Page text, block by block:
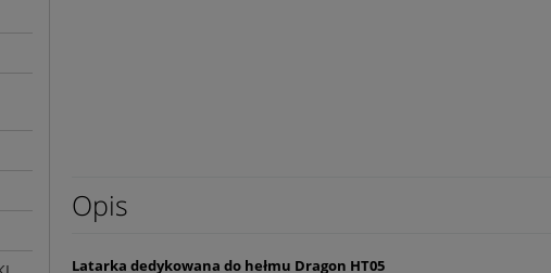
Opis
Latarka dedykowana do hełmu Dragon HT05